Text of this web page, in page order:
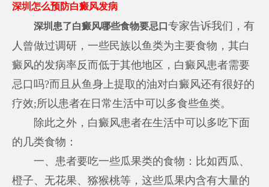
深圳怎么预防白癜风发病
深圳患了白癜风哪些食物要忌口专家告诉我们，有
人曾做过调研，一些民族以鱼类为主要食物，其白
癜风的发病率反而低于其他地区，白癜风患者需要
忌口吗?而且从鱼身上提取的油对白癜风还有很好的
疗效;所以患者在日常生活中可以多食些鱼类。
除此之外，白癜风患者在生活中可以多吃下面
的几类食物：
一、患者要吃一些瓜果类的食物：比如西瓜、
橙子、无花果、猕猴桃等，这些瓜果内含有大量的